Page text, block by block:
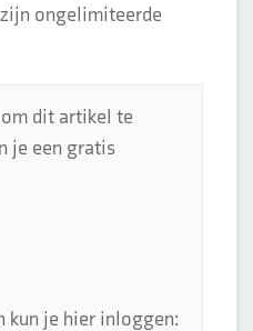
ongelimiteerde
dit artikel te
je een gratis
kun je hier inloggen: